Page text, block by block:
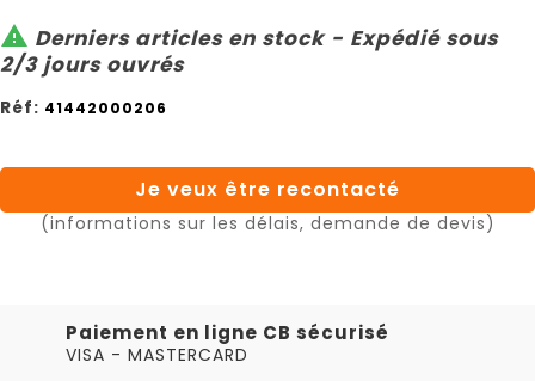
 Derniers articles en stock - Expédié sous
2/3 jours ouvrés
Réf: 41442000206
Je veux être recontacté
(informations sur les délais, demande de devis)
Paiement en ligne CB sécurisé
VISA - MASTERCARD